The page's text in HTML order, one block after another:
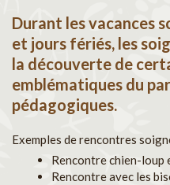
Durant les vacances
et jours fériés, les
la découverte de
emblématiques du
pédagogiques.
Exemples de rencontres
Rencontre chien-loup
Rencontre avec les